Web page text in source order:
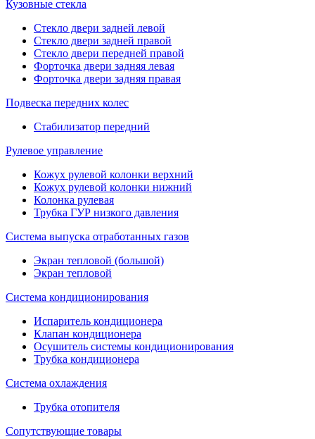
Кузовные стекла
Стекло двери задней левой
Стекло двери задней правой
Стекло двери передней правой
Форточка двери задняя левая
Форточка двери задняя правая
Подвеска передних колес
Стабилизатор передний
Рулевое управление
Кожух рулевой колонки верхний
Кожух рулевой колонки нижний
Колонка рулевая
Трубка ГУР низкого давления
Система выпуска отработанных газов
Экран тепловой (большой)
Экран тепловой
Система кондиционирования
Испаритель кондиционера
Клапан кондиционера
Осушитель системы кондиционирования
Трубка кондиционера
Система охлаждения
Трубка отопителя
Сопутствующие товары